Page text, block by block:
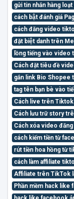
gửi tin nhắn hàng
cách bật đánh giá
cách đăng video
đặt biệt danh trên
lồng tiếng vào video
Cách đặt tiêu đề
gắn link Bio Shopee
tag tên bạn bè vào
Cách live trên
Cách lưu trữ story
Cách xóa video
cách kiếm tiền từ
rút tiền hoa hồng từ
cách làm affiliate
Affiliate trên TikTok
Phần mềm hack like